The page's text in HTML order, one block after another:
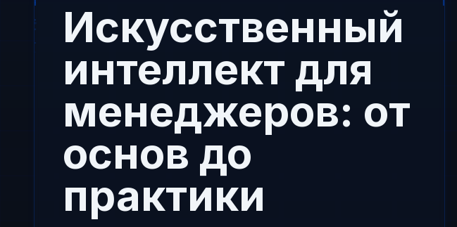
Искусственный
интеллект для
менеджеров: от
основ до
практики